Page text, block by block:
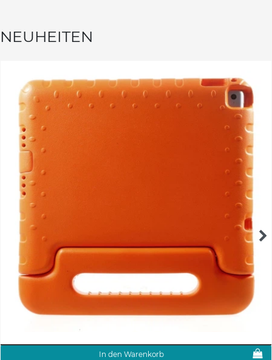
NEUHEITEN
In den Warenkorb